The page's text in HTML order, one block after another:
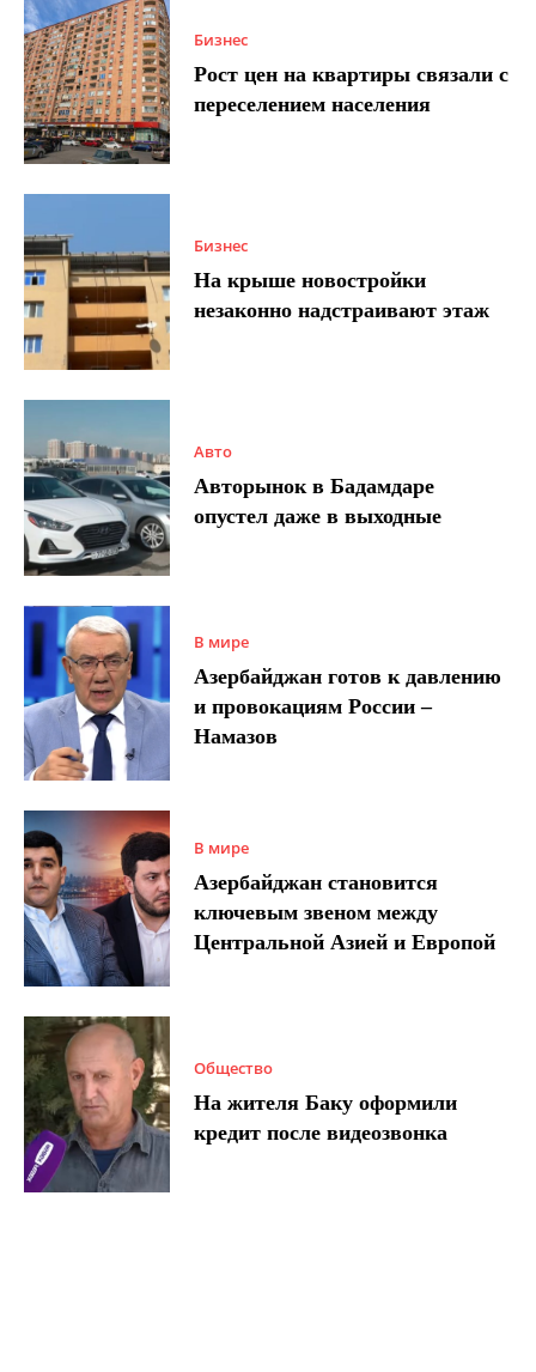
Бизнес
Рост цен на квартиры связали с
переселением населения
Бизнес
На крыше новостройки
незаконно надстраивают этаж
Авто
Авторынок в Бадамдаре
опустел даже в выходные
В мире
Азербайджан готов к давлению
и провокациям России –
Намазов
В мире
Азербайджан становится
ключевым звеном между
Центральной Азией и Европой
Общество
На жителя Баку оформили
кредит после видеозвонка